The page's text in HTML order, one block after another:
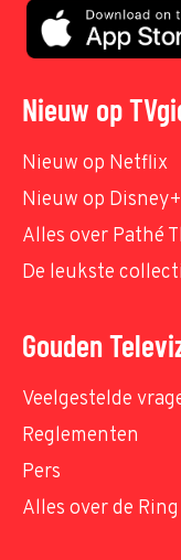
Nieuw op
Nieuw op Netflix
Nieuw op Disney+
Alles over Pathé
De leukste
Gouden
Veelgestelde
Reglementen
Pers
Alles over de Ring